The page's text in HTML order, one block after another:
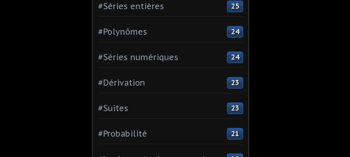
#Séries entières 25
#Polynômes 24
#Séries numériques 24
#Dérivation 23
#Suites 23
#Probabilité 21